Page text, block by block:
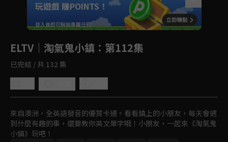
玩遊戲 賺POINTS！
登入後即可解鎖專屬任務
ELTV｜淘氣鬼小鎮 ：第112集
已完結 / 共 132 集
來自澳洲，全英語發音的優質卡通。看看鎮上的小朋友，每天會遇
到什麼有趣的事，還要教你英文單字哦！小朋友，一起來《淘氣鬼
小鎮》玩吧！